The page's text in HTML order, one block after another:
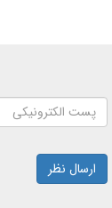
ارسال نظر